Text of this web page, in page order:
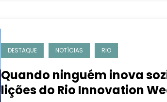
DESTAQUE NOTÍCIAS RIO
Quando ninguém inova
lições do Rio Innovation